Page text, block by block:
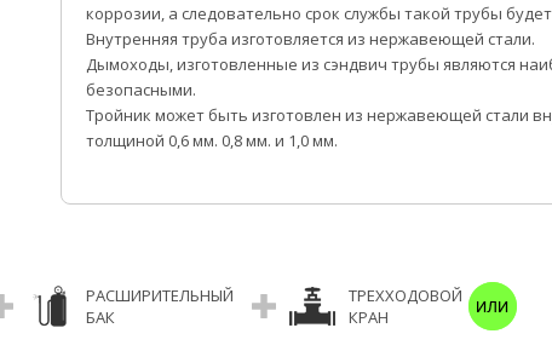
коррозии, а следовательно срок службы такой трубы будет
Внутренняя труба изготовляется из нержавеющей стали.
Дымоходы, изготовленные из сэндвич трубы являются
безопасными.
Тройник может быть изготовлен из нержавеющей стали
толщиной 0,6 мм. 0,8 мм. и 1,0 мм.
РАСШИРИТЕЛЬНЫЙ
БАК
ТРЕХХОДОВОЙ
КРАН